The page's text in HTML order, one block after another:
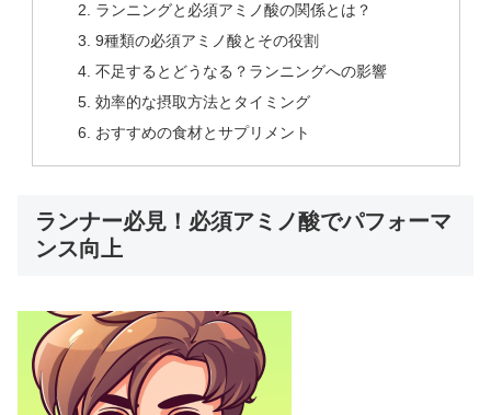
ランニングと必須アミノ酸の関係とは？
9種類の必須アミノ酸とその役割
不足するとどうなる？ランニングへの影響
効率的な摂取方法とタイミング
おすすめの食材とサプリメント
ランナー必見！必須アミノ酸でパフォーマ
ンス向上